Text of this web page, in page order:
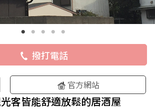
撥打電話
官方網站
客皆能舒適放鬆的居酒屋